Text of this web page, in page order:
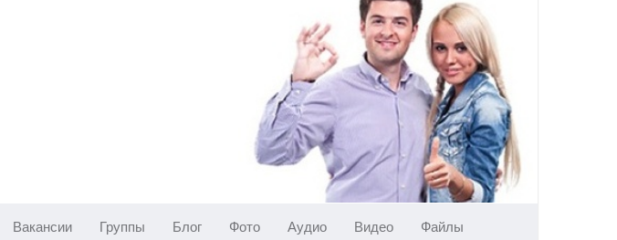
Вакансии Группы Блог Фото Аудио Видео Файлы